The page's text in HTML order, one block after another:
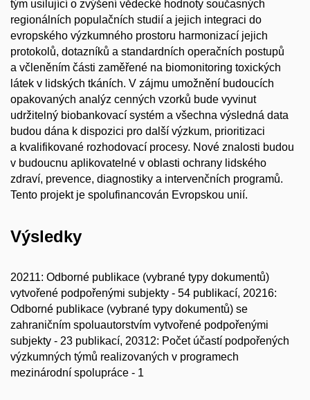
tým usilující o zvýšení vědecké hodnoty současných
regionálních populačních studií a jejich integraci do
evropského výzkumného prostoru harmonizací jejich
protokolů, dotazníků a standardních operačních postupů
a včleněním části zaměřené na biomonitoring toxických
látek v lidských tkáních. V zájmu umožnění budoucích
opakovaných analýz cenných vzorků bude vyvinut
udržitelný biobankovací systém a všechna výsledná data
budou dána k dispozici pro další výzkum, prioritizaci
a kvalifikované rozhodovací procesy. Nové znalosti budou
v budoucnu aplikovatelné v oblasti ochrany lidského
zdraví, prevence, diagnostiky a intervenčních programů.
Tento projekt je spolufinancován Evropskou unií.
Výsledky
20211: Odborné publikace (vybrané typy dokumentů)
vytvořené podpořenými subjekty - 54 publikací, 20216:
Odborné publikace (vybrané typy dokumentů) se
zahraničním spoluautorstvím vytvořené podpořenými
subjekty - 23 publikací, 20312: Počet účastí podpořených
výzkumných týmů realizovaných v programech
mezinárodní spolupráce - 1